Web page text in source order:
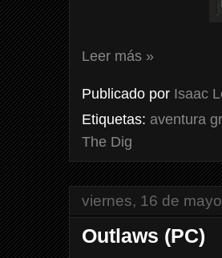
Leer más »
Publicado por Isaac
Etiquetas: aventura
The Dig
viernes, 16 de
Outlaws (PC)